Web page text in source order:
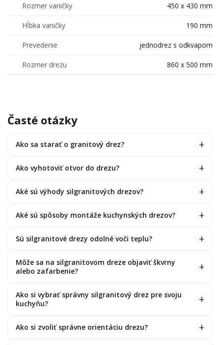
Rozmer vaničky 450 x 430 mm
Hĺbka vaničky 190 mm
Prevedenie jednodrez s odkvapom
Rozmer drezu 860 x 500 mm
Časté otázky
Ako sa starať o granitový drez?
Ako vyhotoviť otvor do drezu?
Aké sú výhody silgranitových drezov?
Aké sú spôsoby montáže kuchynských drezov?
Sú silgranitové drezy odolné voči teplu?
Môže sa na silgranitovom dreze objaviť škvrny
alebo zafarbenie?
Ako si vybrať správny silgranitový drez pre svoju
kuchyňu?
Ako si zvoliť správne orientáciu drezu?